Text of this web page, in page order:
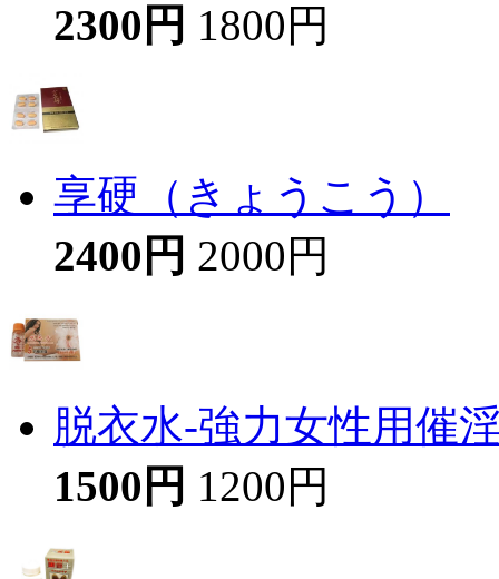
2300円 1800円
享硬（きょうこう）
2400円 2000円
脱衣水-強力女性用催
1500円 1200円